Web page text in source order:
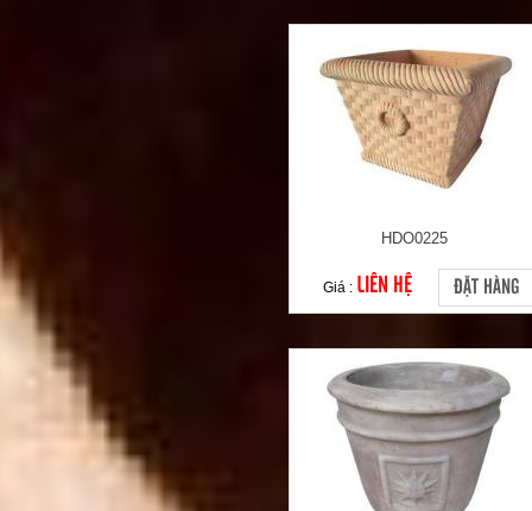
HDO0225
Giá : LIÊN HỆ ĐẶT HÀNG